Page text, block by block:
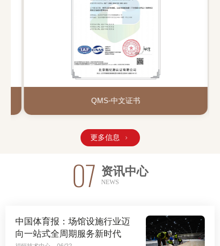
QMS-中文证书
更多信息 
07 资讯中心
NEWS
中国体育报：场馆设施行业迈
向一站式全周期服务新时代